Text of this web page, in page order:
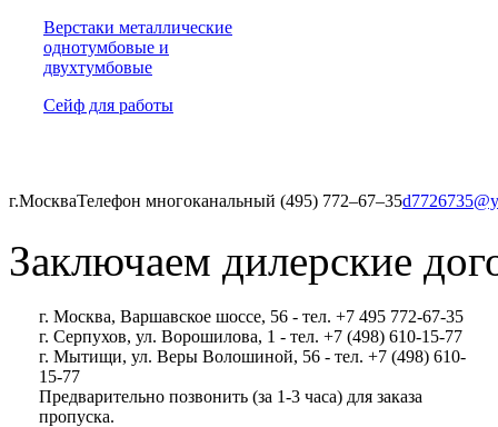
Верстаки металлические
однотумбовые и
двухтумбовые
Сейф для работы
г.МоскваТелефон многоканальный (495) 772‒67‒35
Заключаем дилерские
г. Москва, Варшавское шоссе, 56 - тел. +7 495 772-67-35
г. Серпухов, ул. Ворошилова, 1 - тел. +7 (498) 610-15-77
г. Мытищи, ул. Веры Волошиной, 56 - тел. +7 (498) 610-
15-77
Предварительно позвонить (за 1-3 часа) для заказа
пропуска.